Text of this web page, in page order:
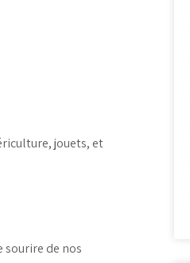
jouets, et
sourire de nos